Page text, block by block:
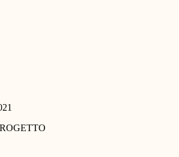
ottobre /2021